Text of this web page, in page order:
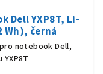
Dell YXP8T, Li-
Wh), černá
notebook Dell,